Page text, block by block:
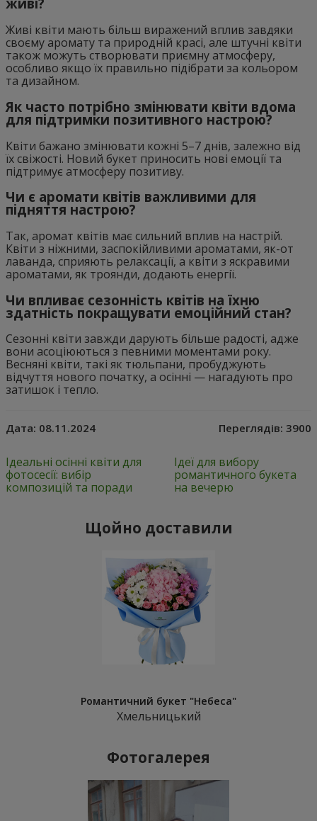
Живі квіти мають більш виражений вплив завдяки
своєму аромату та природній красі, але штучні квіти
також можуть створювати приємну атмосферу,
особливо якщо їх правильно підібрати за кольором
та дизайном.
Як часто потрібно змінювати квіти вдома
для підтримки позитивного настрою?
Квіти бажано змінювати кожні 5–7 днів, залежно від
їх свіжості. Новий букет приносить нові емоції та
підтримує атмосферу позитиву.
Чи є аромати квітів важливими для
підняття настрою?
Так, аромат квітів має сильний вплив на настрій.
Квіти з ніжними, заспокійливими ароматами, як-от
лаванда, сприяють релаксації, а квіти з яскравими
ароматами, як троянди, додають енергії.
Чи впливає сезонність квітів на їхню
здатність покращувати емоційний стан?
Сезонні квіти завжди дарують більше радості, адже
вони асоціюються з певними моментами року.
Весняні квіти, такі як тюльпани, пробуджують
відчуття нового початку, а осінні — нагадують про
затишок і тепло.
Дата: 08.11.2024 Переглядів: 3900
Ідеальні осінні квіти для
фотосесії: вибір
композицій та поради
Ідеї для вибору
романтичного букета
на вечерю
Щойно доставили
Романтичний букет "Небеса"
Хмельницький
Фотогалерея